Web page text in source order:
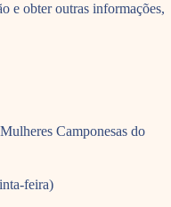
e obter outras informações,
Camponesas do
feira)